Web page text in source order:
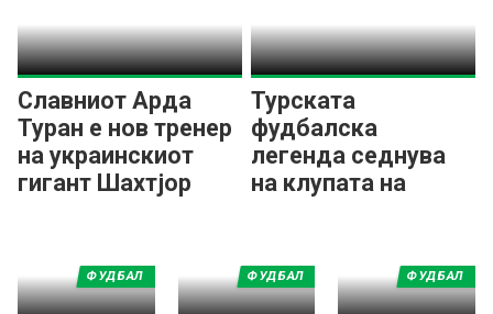
Славниот Арда
Туран е нов тренер
на украинскиот
гигант Шахтјор
Турската
фудбалска
легенда седнува
на клупата на
ФУДБАЛ ФУДБАЛ ФУДБАЛ